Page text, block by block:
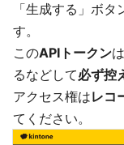
「生成する」ボ
す。
このAPIトークン
るなどして必ず控
アクセス権はレコ
てください。